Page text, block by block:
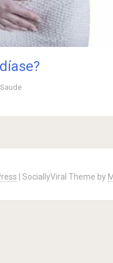
Saude
SociallyViral Theme by